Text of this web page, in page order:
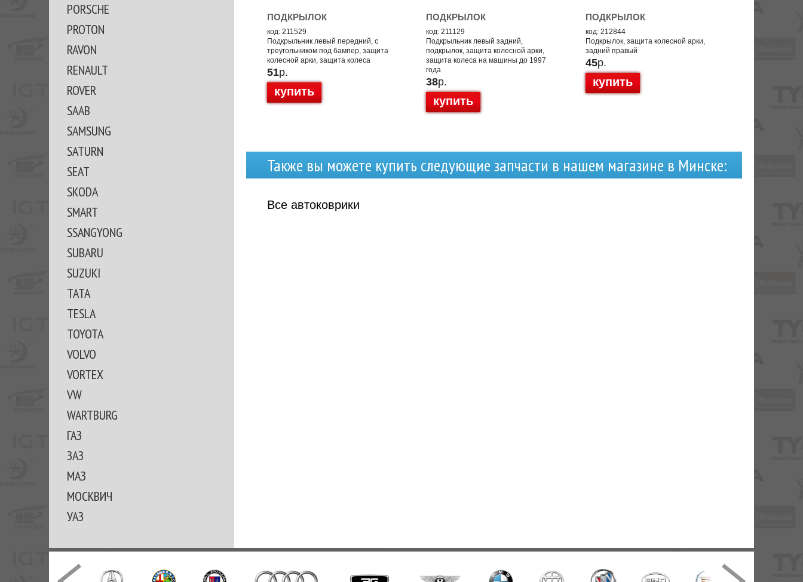
PORSCHE
PROTON
RAVON
RENAULT
ROVER
SAAB
SAMSUNG
SATURN
SEAT
SKODA
SMART
SSANGYONG
SUBARU
SUZUKI
TATA
TESLA
TOYOTA
VOLVO
VORTEX
VW
WARTBURG
ГАЗ
ЗАЗ
МАЗ
МОСКВИЧ
УАЗ
ПОДКРЫЛОК
код: 211529
Подкрыльник левый передний, с
треугольником под бампер, защита
колесной арки, защита колеса
51р.
купить
ПОДКРЫЛОК
код: 211129
Подкрыльник левый задний,
подкрылок, защита колесной арки,
защита колеса на машины до 1997
года
38р.
купить
ПОДКРЫЛОК
код: 212844
Подкрылок, защита колесной арки,
задний правый
45р.
купить
Также вы можете купить следующие запчасти в нашем магазине в Минске:
Все автоковрики